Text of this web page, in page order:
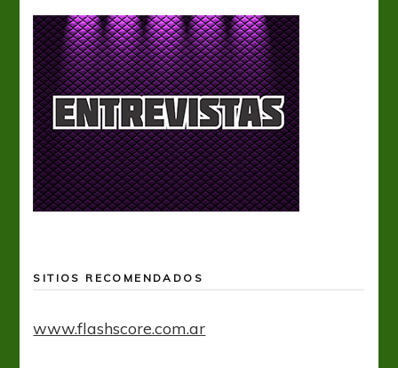
SITIOS RECOMENDADOS
www.flashscore.com.ar